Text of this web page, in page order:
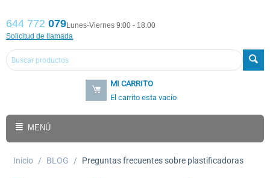
644 772 079Lunes-Viernes 9:00 - 18.00
Solicitud de llamada
MI CARRITO
El carrito esta vacío
MENÚ
Inicio / BLOG / Preguntas frecuentes sobre plastificadoras